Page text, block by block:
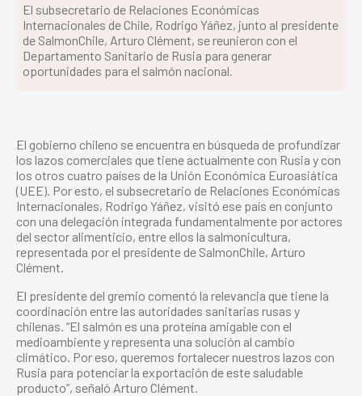
El subsecretario de Relaciones Económicas
Internacionales de Chile, Rodrigo Yáñez, junto al presidente
de SalmonChile, Arturo Clément, se reunieron con el
Departamento Sanitario de Rusia para generar
oportunidades para el salmón nacional.
El gobierno chileno se encuentra en búsqueda de profundizar
los lazos comerciales que tiene actualmente con Rusia y con
los otros cuatro países de la Unión Económica Euroasiática
(UEE). Por esto, el subsecretario de Relaciones Económicas
Internacionales, Rodrigo Yáñez, visitó ese país en conjunto
con una delegación integrada fundamentalmente por actores
del sector alimenticio, entre ellos la salmonicultura,
representada por el presidente de SalmonChile, Arturo
Clément.
El presidente del gremio comentó la relevancia que tiene la
coordinación entre las autoridades sanitarias rusas y
chilenas. “El salmón es una proteína amigable con el
medioambiente y representa una solución al cambio
climático. Por eso, queremos fortalecer nuestros lazos con
Rusia para potenciar la exportación de este saludable
producto”, señaló Arturo Clément.